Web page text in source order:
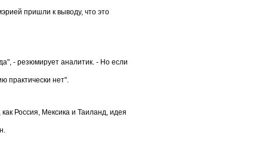
пришли к выводу, что это
- резюмирует аналитик. - Но если
практически нет".
Россия, Мексика и Таиланд, идея